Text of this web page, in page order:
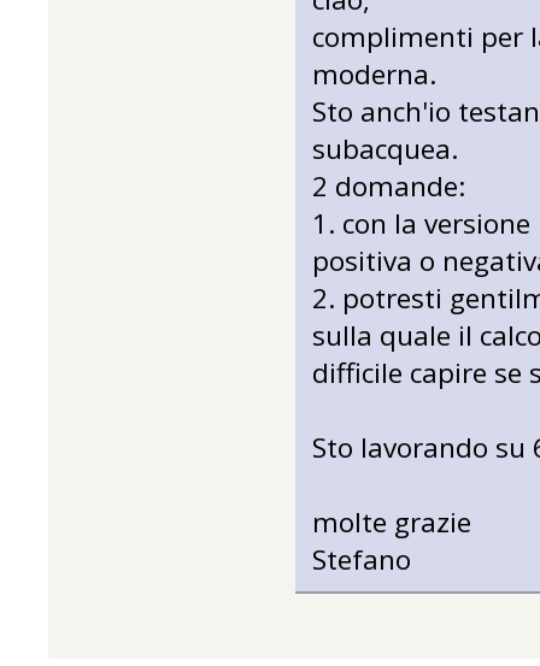
complimenti per
moderna.
Sto anch'io
subacquea.
2 domande:
1. con la
positiva o
2. potresti
sulla quale il
difficile capire se
Sto lavorando
molte grazie
Stefano